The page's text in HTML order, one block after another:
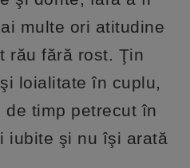
multe ori atitudine
rău fără rost. Ţin
loialitate în cuplu,
de timp petrecut în
iubite şi nu îşi arată